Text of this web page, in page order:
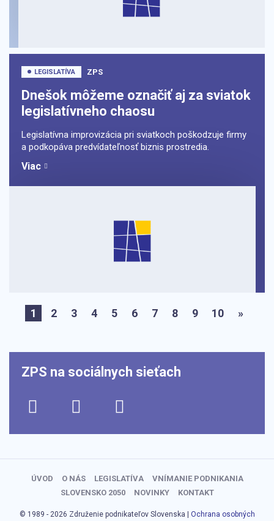
LEGISLATÍVA ZPS
Dnešok môžeme označiť aj za sviatok
legislatívneho chaosu
Legislatívna improvizácia pri sviatkoch poškodzuje firmy
a podkopáva predvídateľnosť biznis prostredia.
Viac
1 2 3 4 5 6 7 8 9 10 »
ZPS na sociálnych sieťach
ÚVOD O NÁS LEGISLATÍVA
VNÍMANIE PODNIKANIA
SLOVENSKO 2050
NOVINKY KONTAKT
© 1989 - 2026 Združenie podnikateľov Slovenska | Ochrana osobných